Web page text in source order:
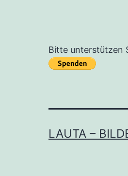
Bitte unterstützen
LAUTA –